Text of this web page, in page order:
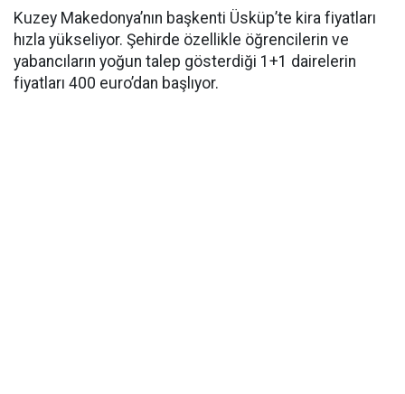
Kuzey Makedonya’nın başkenti Üsküp’te kira fiyatları
hızla yükseliyor. Şehirde özellikle öğrencilerin ve
yabancıların yoğun talep gösterdiği 1+1 dairelerin
fiyatları 400 euro’dan başlıyor.